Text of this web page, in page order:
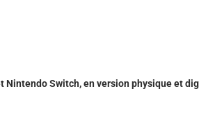
Switch, en version physique et